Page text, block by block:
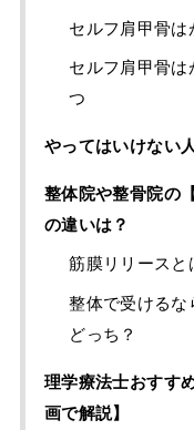
セルフ肩甲骨
セルフ肩甲骨
つ
やってはいけない
整体院や整骨院の
の違いは？
筋膜リリースと
整体で受けるな
どっち？
理学療法士おすす
画で解説】